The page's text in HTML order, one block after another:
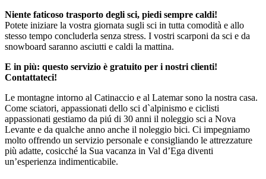
Niente faticoso trasporto degli sci, piedi sempre caldi!
Potete iniziare la vostra giornata sugli sci in tutta comodità e allo
stesso tempo concluderla senza stress. I vostri scarponi da sci e da
snowboard saranno asciutti e caldi la mattina.
E in più: questo servizio è gratuito per i nostri clienti!
Contattateci!
Le montagne intorno al Catinaccio e al Latemar sono la nostra casa.
Come sciatori, appassionati dello sci d`alpinismo e ciclisti
appassionati gestiamo da piú di 30 anni il noleggio sci a Nova
Levante e da qualche anno anche il noleggio bici. Ci impegniamo
molto offrendo un servizio personale e consigliando le attrezzature
più adatte, cosicché la Sua vacanza in Val d’Ega diventi
un’esperienza indimenticabile.